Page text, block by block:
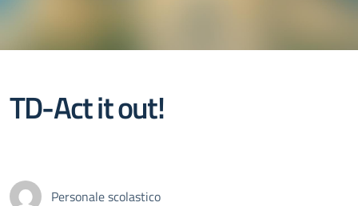
TD-Act it out!
Personale scolastico